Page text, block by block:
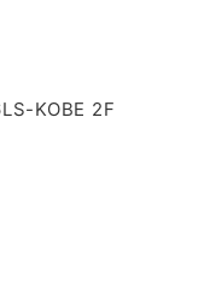
LS-KOBE 2F